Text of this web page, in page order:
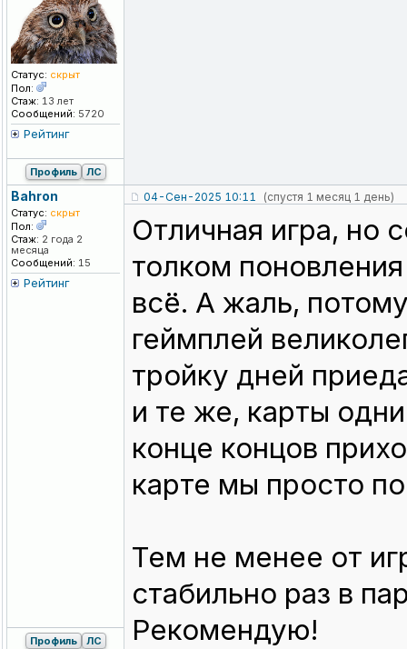
Статус: скрыт
Пол:
Стаж: 13 лет
Сообщений: 5720
Рейтинг
Профиль ЛС
Bahron
Статус: скрыт
Пол:
Стаж: 2 года 2
месяца
Сообщений: 15
Рейтинг
04-Сен-2025 10:11 (спустя 1 месяц 1 день)
Отличная игра, но
толком
всё. А жаль,
геймплей
тройку дней
и те же, карты
конце концов
карте мы просто
Тем не менее от
стабильно раз в
Рекомендую!
Профиль ЛС